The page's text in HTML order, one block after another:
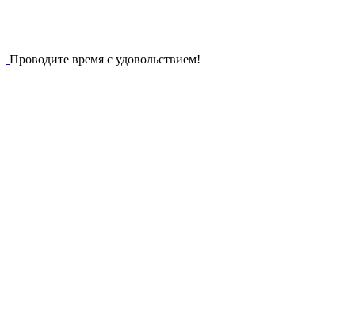
Проводите время с удовольствием!